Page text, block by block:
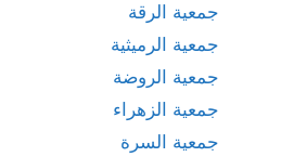
جمعية الرقة
جمعية الرميثية
جمعية الروضة
جمعية الزهراء
جمعية السرة